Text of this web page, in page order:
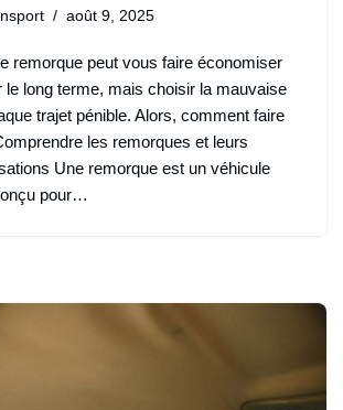
août 9, 2025
remorque peut vous faire économiser
le long terme, mais choisir la mauvaise
trajet pénible. Alors, comment faire
les remorques et leurs
Une remorque est un véhicule
pour…